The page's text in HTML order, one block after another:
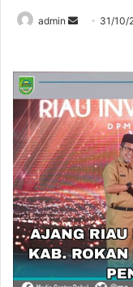
admin
Send 31/10/